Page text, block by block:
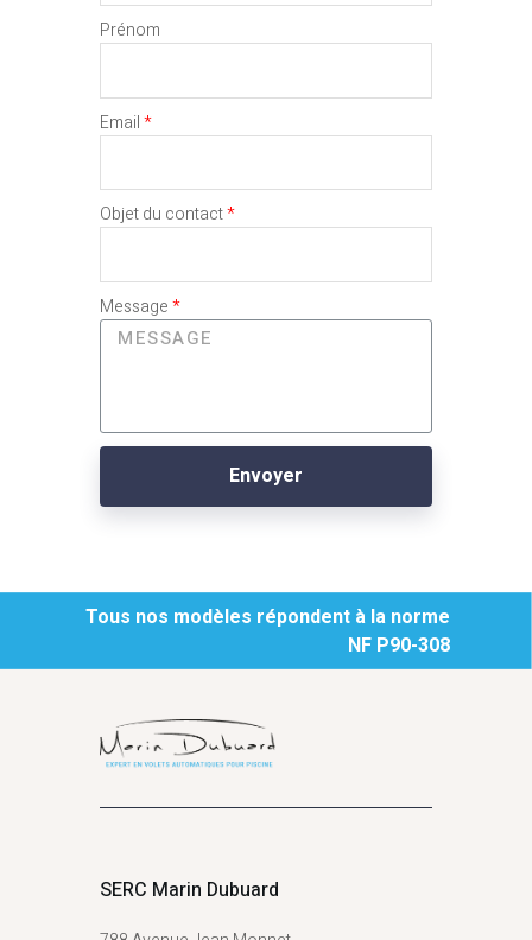
Prénom
Email
Objet du contact
Message
Envoyer
Tous nos modèles répondent à la norme
NF P90-308
SERC Marin Dubuard